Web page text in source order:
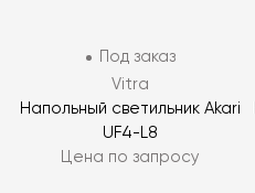
Под заказ
Vitra
Напольный светильник Akari
UF4-L8
Цена по запросу